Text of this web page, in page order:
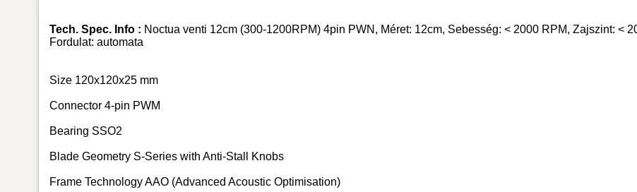
Tech. Spec. Info : Noctua venti 12cm (300-1200RPM) 4pin PWN, Méret: 12cm, Sebesség: < 2000 RPM, Zajszint: <
Fordulat: automata
Size 120x120x25 mm
Connector 4-pin PWM
Bearing SSO2
Blade Geometry S-Series with Anti-Stall Knobs
Frame Technology AAO (Advanced Acoustic Optimisation)